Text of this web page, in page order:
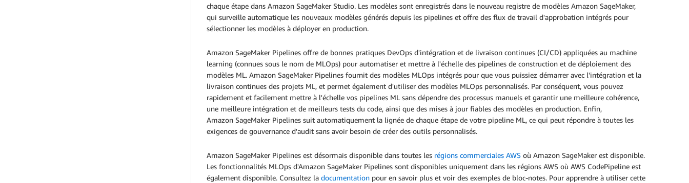
chaque étape dans Amazon SageMaker Studio. Les modèles sont enregistrés dans le nouveau registre de modèles Amazon SageMaker,
qui surveille automatique les nouveaux modèles générés depuis les pipelines et offre des flux de travail d'approbation intégrés pour
sélectionner les modèles à déployer en production.
Amazon SageMaker Pipelines offre de bonnes pratiques DevOps d'intégration et de livraison continues (CI/CD) appliquées au machine
learning (connues sous le nom de MLOps) pour automatiser et mettre à l'échelle des pipelines de construction et de déploiement des
modèles ML. Amazon SageMaker Pipelines fournit des modèles MLOps intégrés pour que vous puissiez démarrer avec l'intégration et la
livraison continues des projets ML, et permet également d'utiliser des modèles MLOps personnalisés. Par conséquent, vous pouvez
rapidement et facilement mettre à l'échelle vos pipelines ML sans dépendre des processus manuels et garantir une meilleure cohérence,
une meilleure intégration et de meilleurs tests du code, ainsi que des mises à jour fiables des modèles en production. Enfin,
Amazon SageMaker Pipelines suit automatiquement la lignée de chaque étape de votre pipeline ML, ce qui peut répondre à toutes les
exigences de gouvernance d'audit sans avoir besoin de créer des outils personnalisés.
Amazon SageMaker Pipelines est désormais disponible dans toutes les régions commerciales AWS où Amazon SageMaker est disponible.
Les fonctionnalités MLOps d'Amazon SageMaker Pipelines sont disponibles uniquement dans les régions AWS où AWS CodePipeline est
également disponible. Consultez la documentation pour en savoir plus et voir des exemples de bloc-notes. Pour apprendre à utiliser cette